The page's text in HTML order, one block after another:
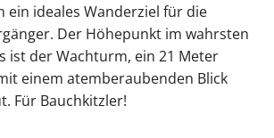
ein ideales Wanderziel für die
Der Höhepunkt im wahrsten
ist der Wachturm, ein 21 Meter
einem atemberaubenden Blick
Für Bauchkitzler!